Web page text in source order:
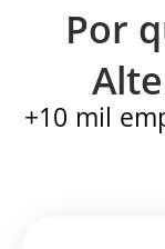
Por
+10 mil